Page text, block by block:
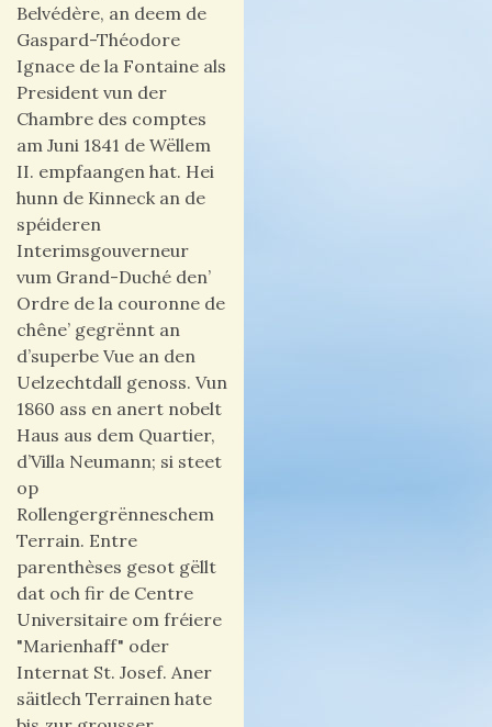
Belvédère, an deem de
Gaspard-Théodore
Ignace de la Fontaine als
President vun der
Chambre des comptes
am Juni 1841 de Wëllem
II. empfaangen hat. Hei
hunn de Kinneck an de
spéideren
Interimsgouverneur
vum Grand-Duché den’
Ordre de la couronne de
chêne’ gegrënnt an
d’superbe Vue an den
Uelzechtdall genoss. Vun
1860 ass en anert nobelt
Haus aus dem Quartier,
d’Villa Neumann; si steet
op
Rollengergrënneschem
Terrain. Entre
parenthèses gesot gëllt
dat och fir de Centre
Universitaire om fréiere
"Marienhaff" oder
Internat St. Josef. Aner
säitlech Terrainen hate